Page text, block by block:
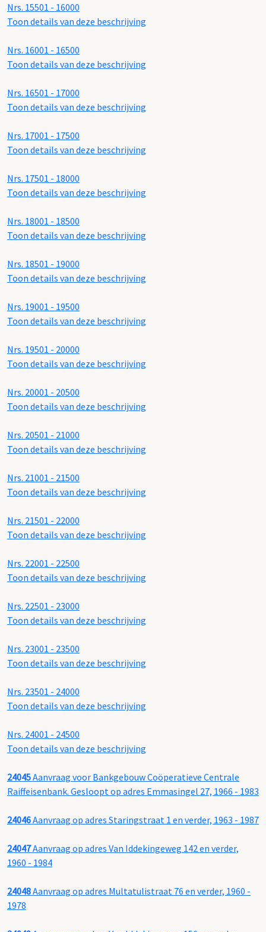
Nrs. 15501 - 16000
Toon details van deze beschrijving
Nrs. 16001 - 16500
Toon details van deze beschrijving
Nrs. 16501 - 17000
Toon details van deze beschrijving
Nrs. 17001 - 17500
Toon details van deze beschrijving
Nrs. 17501 - 18000
Toon details van deze beschrijving
Nrs. 18001 - 18500
Toon details van deze beschrijving
Nrs. 18501 - 19000
Toon details van deze beschrijving
Nrs. 19001 - 19500
Toon details van deze beschrijving
Nrs. 19501 - 20000
Toon details van deze beschrijving
Nrs. 20001 - 20500
Toon details van deze beschrijving
Nrs. 20501 - 21000
Toon details van deze beschrijving
Nrs. 21001 - 21500
Toon details van deze beschrijving
Nrs. 21501 - 22000
Toon details van deze beschrijving
Nrs. 22001 - 22500
Toon details van deze beschrijving
Nrs. 22501 - 23000
Toon details van deze beschrijving
Nrs. 23001 - 23500
Toon details van deze beschrijving
Nrs. 23501 - 24000
Toon details van deze beschrijving
Nrs. 24001 - 24500
Toon details van deze beschrijving
24045Aanvraag voor Bankgebouw Coöperatieve Centrale
Raiffeisenbank. Gesloopt op adres Emmasingel 27, 1966 - 1983
24046Aanvraag op adres Staringstraat 1 en verder, 1963 - 1987
24047Aanvraag op adres Van Iddekingeweg 142 en verder,
1960 - 1984
24048Aanvraag op adres Multatulistraat 76 en verder, 1960 -
1978